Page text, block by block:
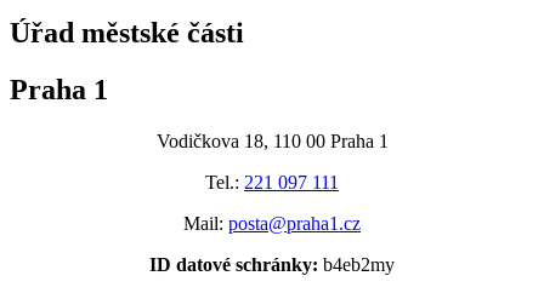
Úřad městské části
Praha 1
Vodičkova 18, 110 00 Praha 1
Tel.: 221 097 111
Mail: posta@praha1.cz
ID datové schránky: b4eb2my